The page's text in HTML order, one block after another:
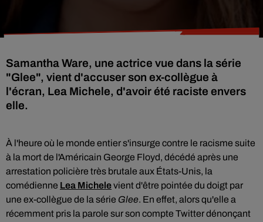
Samantha Ware, une actrice vue dans la série
"Glee", vient d'accuser son ex-collègue à
l'écran, Lea Michele, d'avoir été raciste envers
elle.
À l'heure où le monde entier s'insurge contre le racisme suite
à la mort de l'Américain George Floyd, décédé après une
arrestation policière très brutale aux États-Unis, la
comédienne Lea Michelevient d'être pointée du doigt par
une ex-collègue de la série Glee. En effet, alors qu'elle a
récemment pris la parole sur son compte Twitter dénonçant